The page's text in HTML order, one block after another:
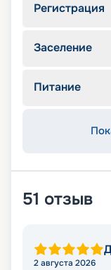
Регистрация
Заселение
Питание
51 отзыв
2 августа 2026